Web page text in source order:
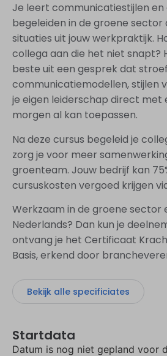
Je leert communicatiestijlen
begeleiden in de groene
situaties uit jouw werkpraktijk.
collega aan die het niet snapt?
beste uit een gesprek dat
communicatiemodellen, stijlen
je eigen leiderschap direct met
morgen al kan toepassen.
Na deze cursus begeleid je
zorg je voor meer
groenteam. Jouw bedrijf kan
cursuskosten vergoed krijgen
Werkzaam in de groene sector
Nederlands? Dan kun je
ontvang je het Certificaat
Basis, erkend door
Bekijk alle specificiates
Startdata
Datum is nog niet gepland voor